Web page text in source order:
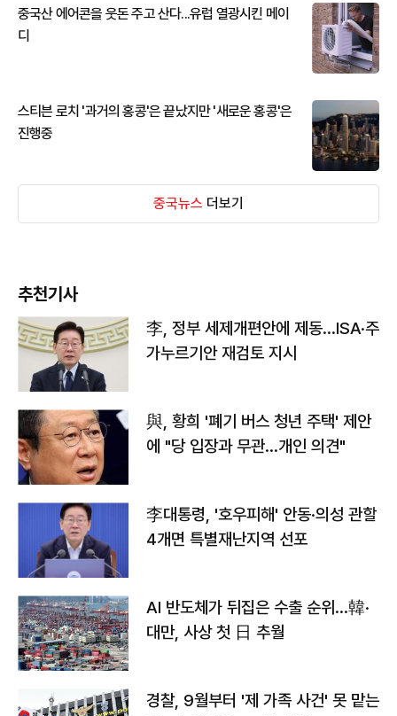
중국산 에어콘을 웃돈 주고 산다...유럽 열광시킨 메이
디
스티븐 로치 '과거의 홍콩'은 끝났지만 '새로운 홍콩'은
진행중
중국뉴스 더보기
추천기사
李, 정부 세제개편안에 제동…ISA·주
가누르기안 재검토 지시
與, 황희 '폐기 버스 청년 주택' 제안
에 "당 입장과 무관…개인 의견"
李대통령, '호우피해' 안동·의성 관할
4개면 특별재난지역 선포
AI 반도체가 뒤집은 수출 순위…韓·
대만, 사상 첫 日 추월
경찰, 9월부터 '제 가족 사건' 못 맡는